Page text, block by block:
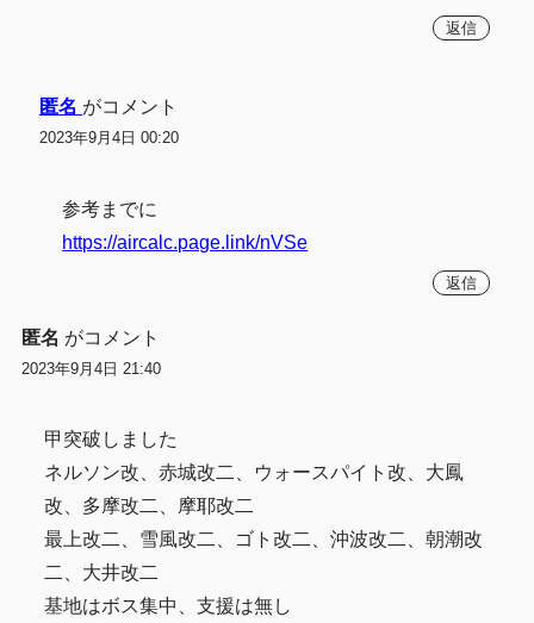
返信
匿名 がコメント
2023年9月4日 00:20
参考までに
https://aircalc.page.link/nVSe
返信
匿名 がコメント
2023年9月4日 21:40
甲突破しました
ネルソン改、赤城改二、ウォースパイト改、大鳳
改、多摩改二、摩耶改二
最上改二、雪風改二、ゴト改二、沖波改二、朝潮改
二、大井改二
基地はボス集中、支援は無し